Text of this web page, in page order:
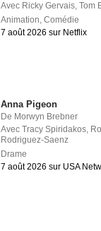
Avec Ricky Gervais,Tom
Animation,Comédie
7 août 2026 sur Netflix
Anna Pigeon
De Morwyn Brebner
AvecTracy Spiridakos
Rodriguez-Saenz
Drame
7 août 2026 sur USA